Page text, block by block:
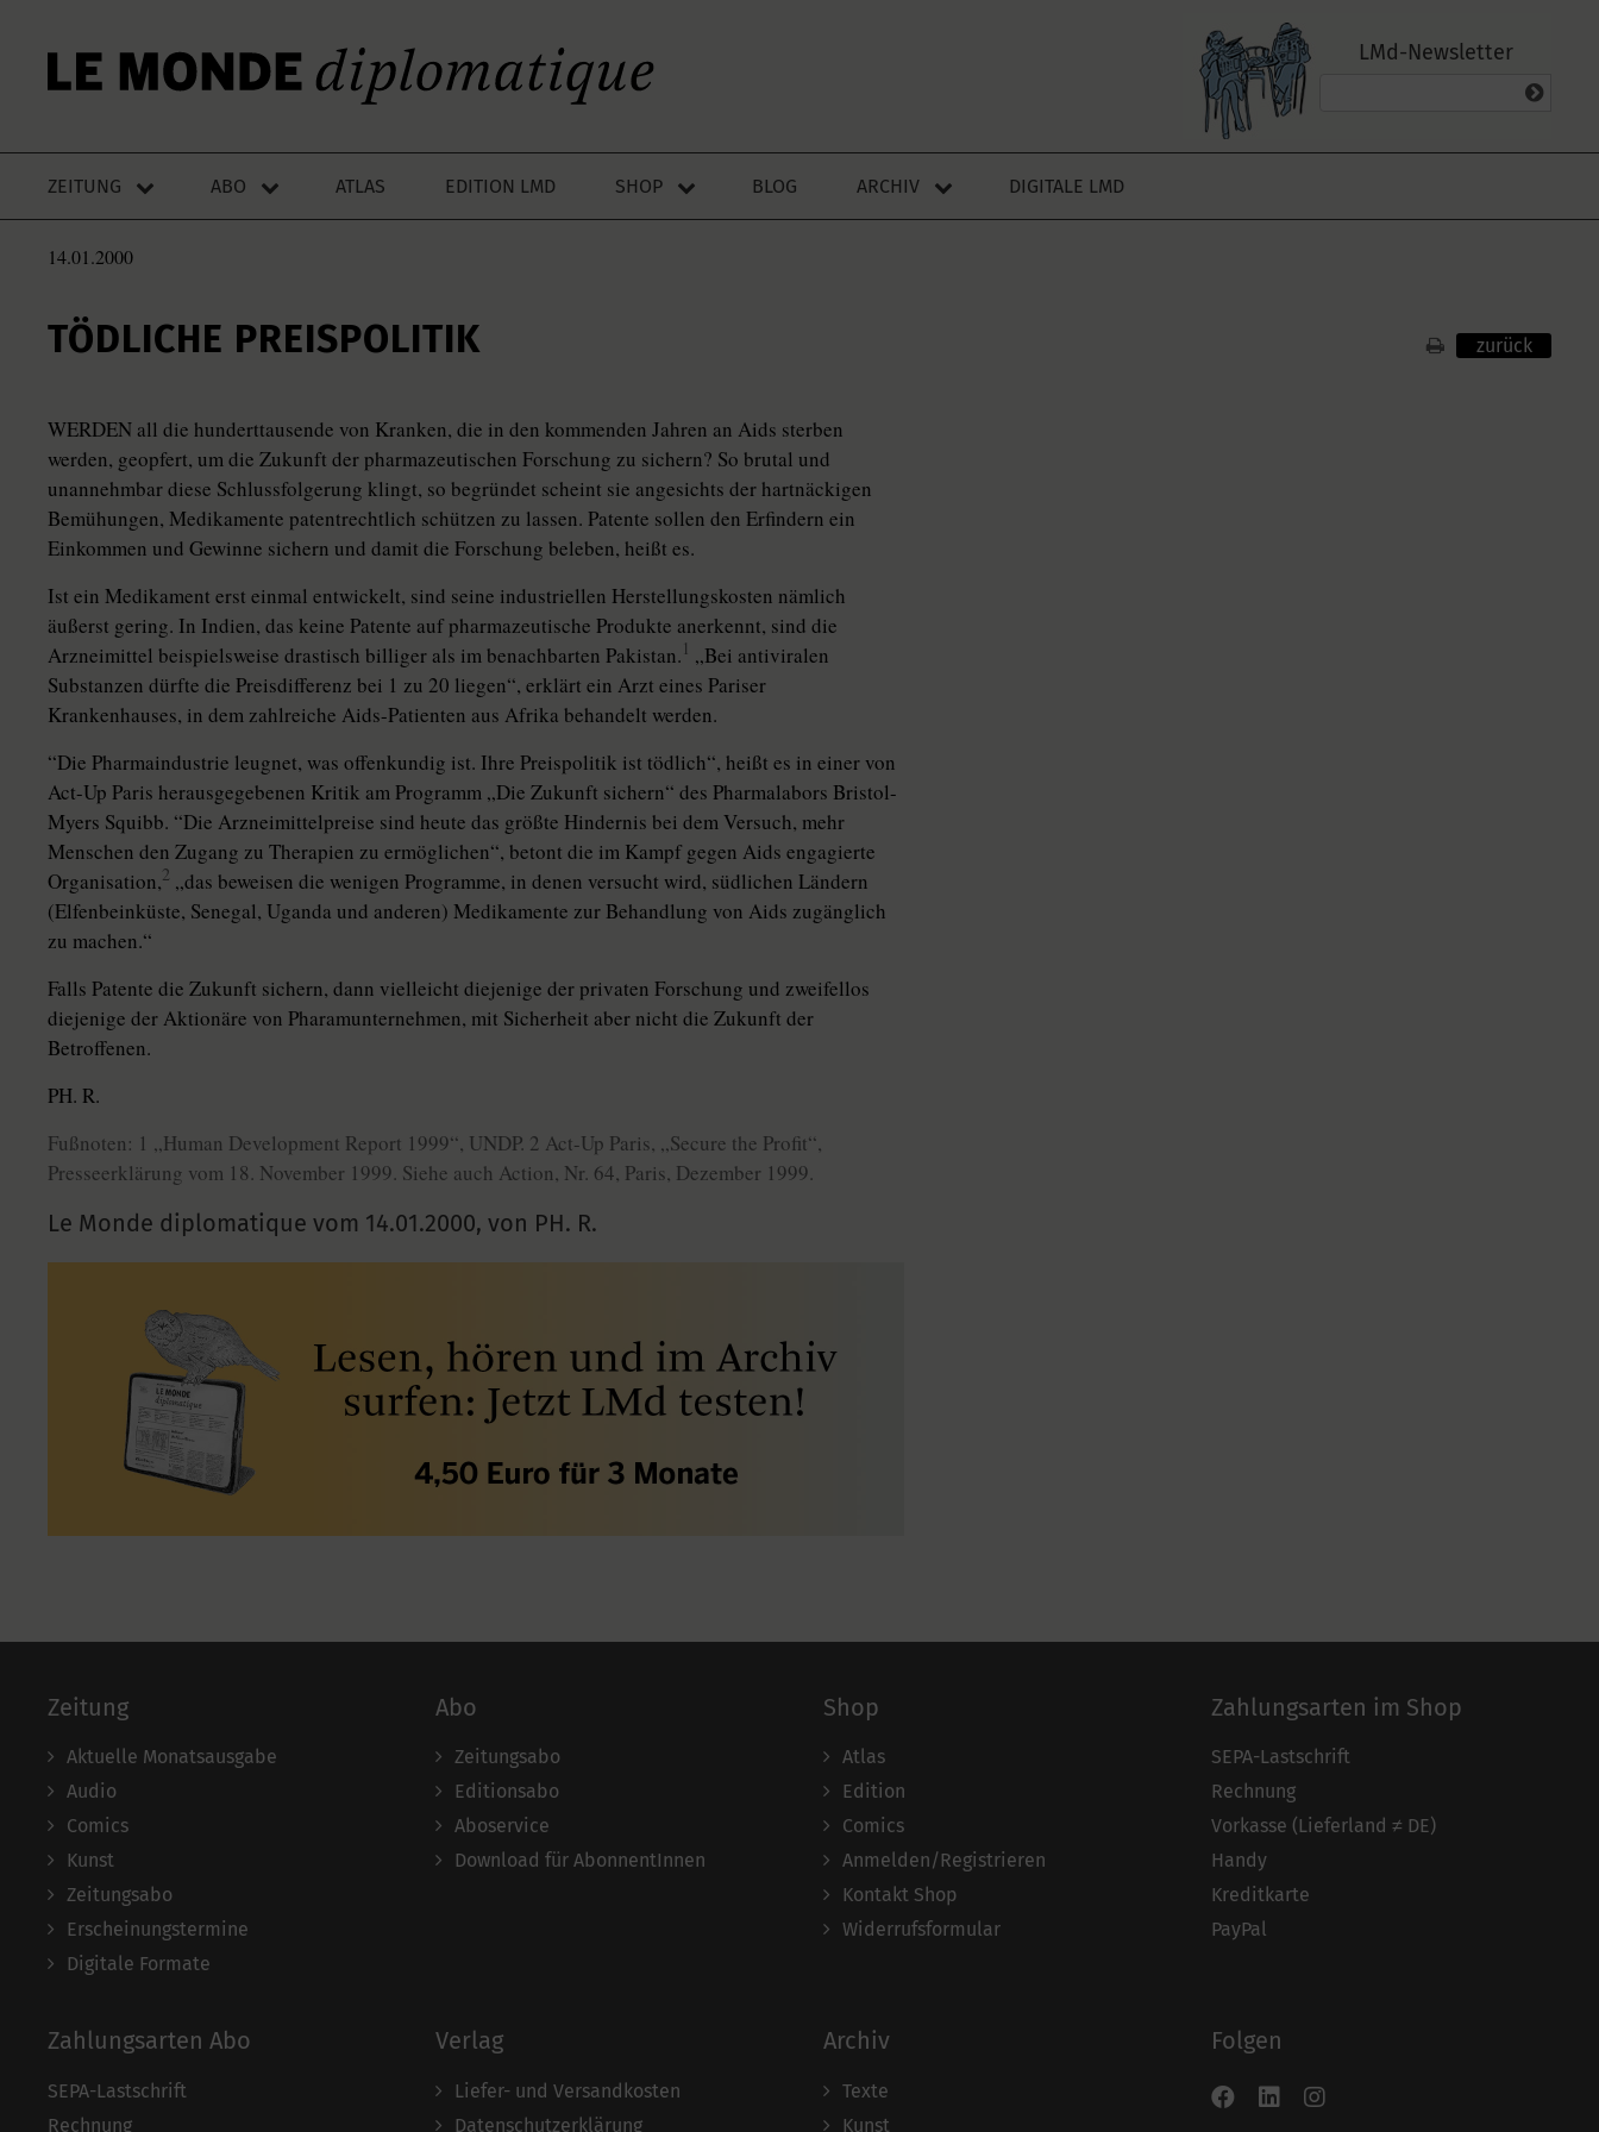
LMd-Newsletter
ZEITUNG ABO ATLAS EDITION LMD SHOP BLOG ARCHIV DIGITALE LMD
14.01.2000
TÖDLICHE PREISPOLITIK zurück
WERDEN all die hunderttausende von Kranken, die in den kommenden Jahren an Aids sterben
werden, geopfert, um die Zukunft der pharmazeutischen Forschung zu sichern? So brutal und
unannehmbar diese Schlussfolgerung klingt, so begründet scheint sie angesichts der hartnäckigen
Bemühungen, Medikamente patentrechtlich schützen zu lassen. Patente sollen den Erfindern ein
Einkommen und Gewinne sichern und damit die Forschung beleben, heißt es.
Ist ein Medikament erst einmal entwickelt, sind seine industriellen Herstellungskosten nämlich
äußerst gering. In Indien, das keine Patente auf pharmazeutische Produkte anerkennt, sind die
Arzneimittel beispielsweise drastisch billiger als im benachbarten Pakistan. 1 „Bei antiviralen
Substanzen dürfte die Preisdifferenz bei 1 zu 20 liegen“, erklärt ein Arzt eines Pariser
Krankenhauses, in dem zahlreiche Aids-Patienten aus Afrika behandelt werden.
“Die Pharmaindustrie leugnet, was offenkundig ist. Ihre Preispolitik ist tödlich“, heißt es in einer von
Act-Up Paris herausgegebenen Kritik am Programm „Die Zukunft sichern“ des Pharmalabors Bristol-
Myers Squibb. “Die Arzneimittelpreise sind heute das größte Hindernis bei dem Versuch, mehr
Menschen den Zugang zu Therapien zu ermöglichen“, betont die im Kampf gegen Aids engagierte
Organisation,2 „das beweisen die wenigen Programme, in denen versucht wird, südlichen Ländern
(Elfenbeinküste, Senegal, Uganda und anderen) Medikamente zur Behandlung von Aids zugänglich
zu machen.“
Falls Patente die Zukunft sichern, dann vielleicht diejenige der privaten Forschung und zweifellos
diejenige der Aktionäre von Pharamunternehmen, mit Sicherheit aber nicht die Zukunft der
Betroffenen.
PH. R.
Fußnoten: 1 „Human Development Report 1999“, UNDP. 2 Act-Up Paris, „Secure the Profit“,
Presseerklärung vom 18. November 1999. Siehe auch Action, Nr. 64, Paris, Dezember 1999.
Le Monde diplomatique vom 14.01.2000, von PH. R.
Zeitung
Aktuelle Monatsausgabe
Audio
Comics
Kunst
Zeitungsabo
Erscheinungstermine
Digitale Formate
Abo
Zeitungsabo
Editionsabo
Aboservice
Download für AbonnentInnen
Shop
Atlas
Edition
Comics
Anmelden/Registrieren
Kontakt Shop
Widerrufsformular
Zahlungsarten im Shop
SEPA-Lastschrift
Rechnung
Vorkasse (Lieferland ≠ DE)
Handy
Kreditkarte
PayPal
Zahlungsarten Abo
SEPA-Lastschrift
Rechnung
Verlag
Liefer- und Versandkosten
Datenschutzerklärung
Archiv
Texte
Kunst
Folgen